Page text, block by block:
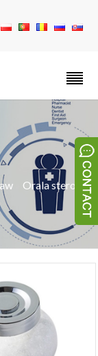
Orala steroider